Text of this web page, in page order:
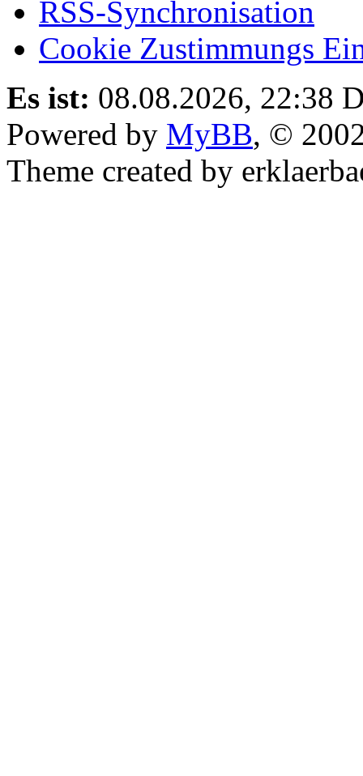
RSS-Synchronisation
Cookie Zustimmungs
Es ist: 08.08.2026, 22:38
Powered by MyBB, ©
Theme created by